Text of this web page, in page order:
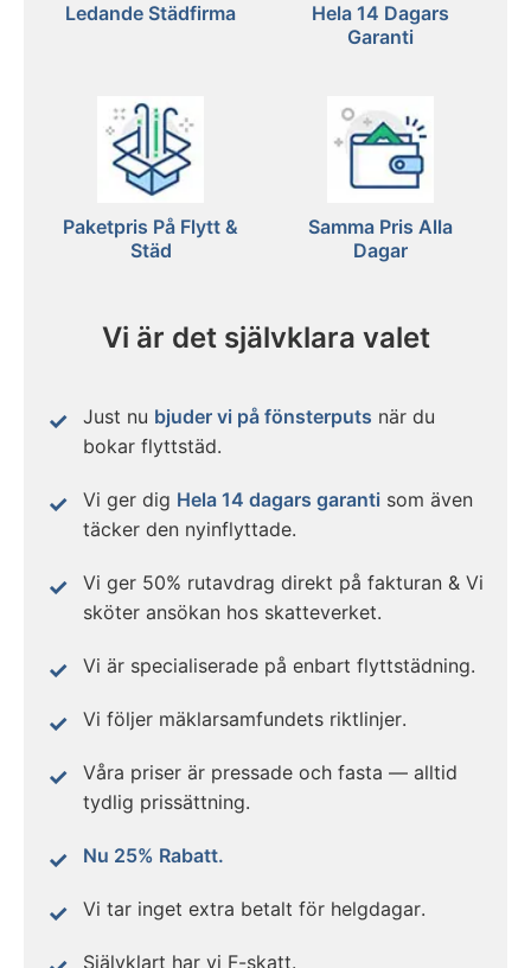
Ledande Städfirma
Hela 14 Dagars
Garanti
Paketpris På Flytt &
Städ
Samma Pris Alla
Dagar
Vi är det självklara valet
Just nu bjuder vi på fönsterputs när du
bokar flyttstäd.
Vi ger dig Hela 14 dagars garanti som även
täcker den nyinflyttade.
Vi ger 50% rutavdrag direkt på fakturan & Vi
sköter ansökan hos skatteverket.
Vi är specialiserade på enbart flyttstädning.
Vi följer mäklarsamfundets riktlinjer.
Våra priser är pressade och fasta — alltid
tydlig prissättning.
Nu 25% Rabatt.
Vi tar inget extra betalt för helgdagar.
Självklart har vi F-skatt.